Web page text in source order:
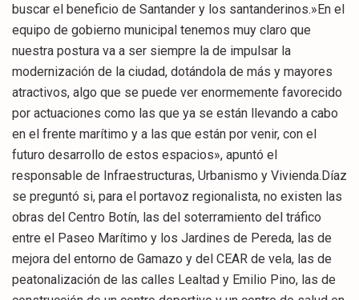
buscar el beneficio de Santander y los santanderinos.»En el
equipo de gobierno municipal tenemos muy claro que
nuestra postura va a ser siempre la de impulsar la
modernización de la ciudad, dotándola de más y mayores
atractivos, algo que se puede ver enormemente favorecido
por actuaciones como las que ya se están llevando a cabo
en el frente marítimo y a las que están por venir, con el
futuro desarrollo de estos espacios», apuntó el
responsable de Infraestructuras, Urbanismo y Vivienda.Díaz
se preguntó si, para el portavoz regionalista, no existen las
obras del Centro Botín, las del soterramiento del tráfico
entre el Paseo Marítimo y los Jardines de Pereda, las de
mejora del entorno de Gamazo y del CEAR de vela, las de
peatonalización de las calles Lealtad y Emilio Pino, las de